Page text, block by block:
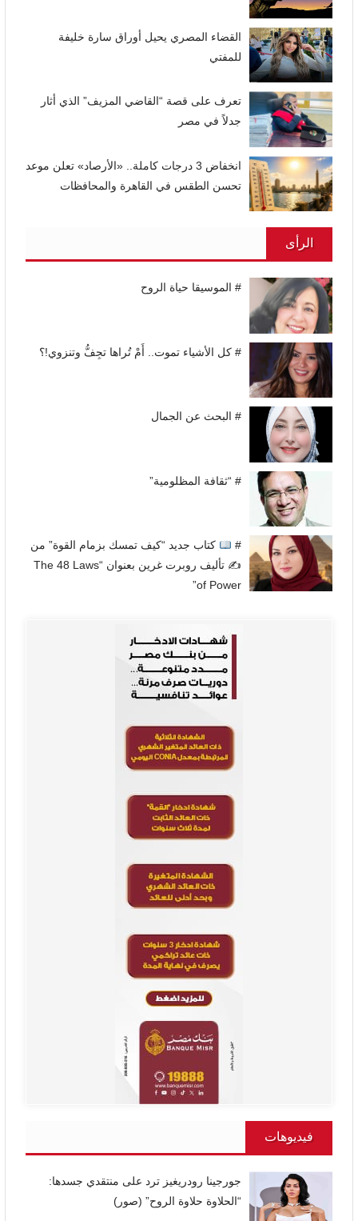
القضاء المصري يحيل أوراق سارة خليفة
للمفتي
تعرف على قصة “القاضي المزيف” الذي أثار
جدلاً في مصر
انخفاض 3 درجات كاملة.. «الأرصاد» تعلن موعد
تحسن الطقس في القاهرة والمحافظات
الرأى
# الموسيقا حياة الروح
# كل الأشياء تموت.. أَمْ تُراها تجِفُّ وتنزوي!؟
# البحث عن الجمال
# “ثقافة المظلومية”
#
كتاب جديد “كيف تمسك بزمام القوة” من
✍
تأليف روبرت غرين بعنوان “The 48 Laws
of Power”
فيديوهات
جورجينا رودريغيز ترد على منتقدي جسدها:
“الحلاوة حلاوة الروح” (صور)